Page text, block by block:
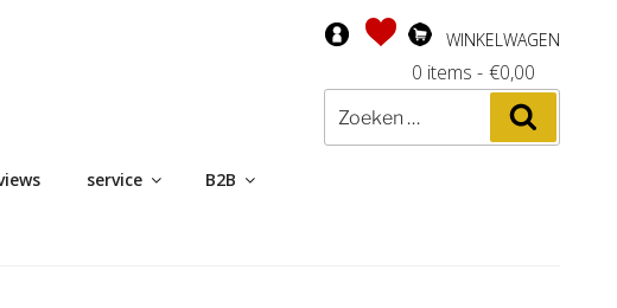
WINKELWAGEN
- €0,00
0 items
Zoeken
naar:
service B2B